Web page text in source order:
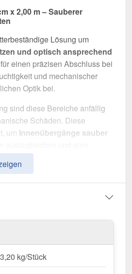
x 2,00 m – Sauberer
Lösung um
und optisch ansprechend
einen präzisen Abschluss bei
und mechanischer
Optik bei.
sind diese Bereiche anfällig
Schäden. Diese
um Innenübergänge sauber
zu bieten. Es überzeugt
und eine
, bietet
Dank der
3,20 kg/Stück